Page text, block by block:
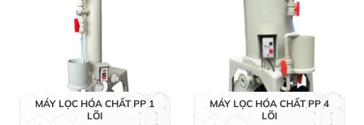
MÁY LỌC HÓA CHẤT PP 1
LÕI
MÁY LỌC HÓA CHẤT PP 4
LÕI